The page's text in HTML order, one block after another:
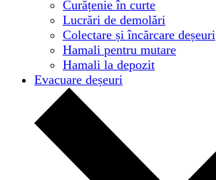
Curățenie în curte
Lucrări de demolări
Colectare și încărcare deșeuri
Hamali pentru mutare
Hamali la depozit
Evacuare deșeuri